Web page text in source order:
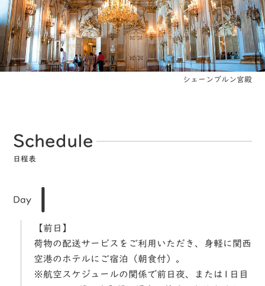
シェーンブルン宮殿
Schedule
日程表
Day 1
【前日】
荷物の配送サービスをご利用いただき、身軽に関西
空港のホテルにご宿泊（朝食付）。
※航空スケジュールの関係で前日夜、または1日目